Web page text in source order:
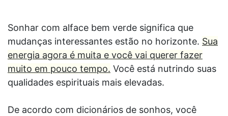
Sonhar com alface bem verde significa que
mudanças interessantes estão no horizonte. Sua
energia agora é muita e você vai querer fazer
muito em pouco tempo. Você está nutrindo suas
qualidades espirituais mais elevadas.
De acordo com dicionários de sonhos, você